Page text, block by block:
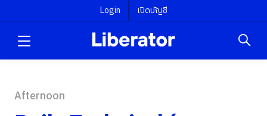
Login เปิดบัญชี
Afternoon